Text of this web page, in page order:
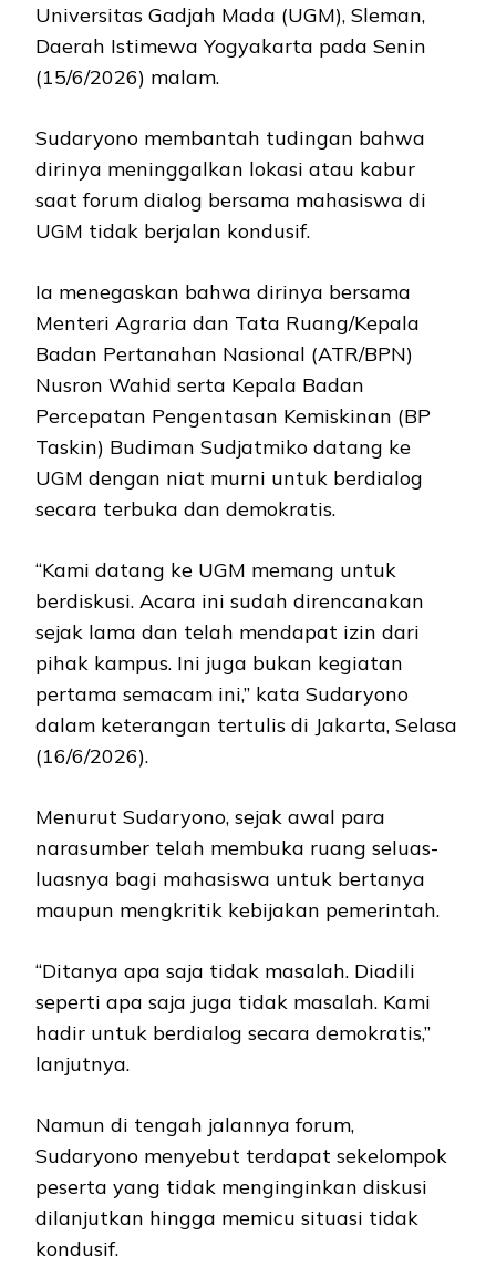
Universitas Gadjah Mada (UGM), Sleman,
Daerah Istimewa Yogyakarta pada Senin
(15/6/2026) malam.
Sudaryono membantah tudingan bahwa
dirinya meninggalkan lokasi atau kabur
saat forum dialog bersama mahasiswa di
UGM tidak berjalan kondusif.
Ia menegaskan bahwa dirinya bersama
Menteri Agraria dan Tata Ruang/Kepala
Badan Pertanahan Nasional (ATR/BPN)
Nusron Wahid serta Kepala Badan
Percepatan Pengentasan Kemiskinan (BP
Taskin) Budiman Sudjatmiko datang ke
UGM dengan niat murni untuk berdialog
secara terbuka dan demokratis.
“Kami datang ke UGM memang untuk
berdiskusi. Acara ini sudah direncanakan
sejak lama dan telah mendapat izin dari
pihak kampus. Ini juga bukan kegiatan
pertama semacam ini,” kata Sudaryono
dalam keterangan tertulis di Jakarta, Selasa
(16/6/2026).
Menurut Sudaryono, sejak awal para
narasumber telah membuka ruang seluas-
luasnya bagi mahasiswa untuk bertanya
maupun mengkritik kebijakan pemerintah.
“Ditanya apa saja tidak masalah. Diadili
seperti apa saja juga tidak masalah. Kami
hadir untuk berdialog secara demokratis,”
lanjutnya.
Namun di tengah jalannya forum,
Sudaryono menyebut terdapat sekelompok
peserta yang tidak menginginkan diskusi
dilanjutkan hingga memicu situasi tidak
kondusif.